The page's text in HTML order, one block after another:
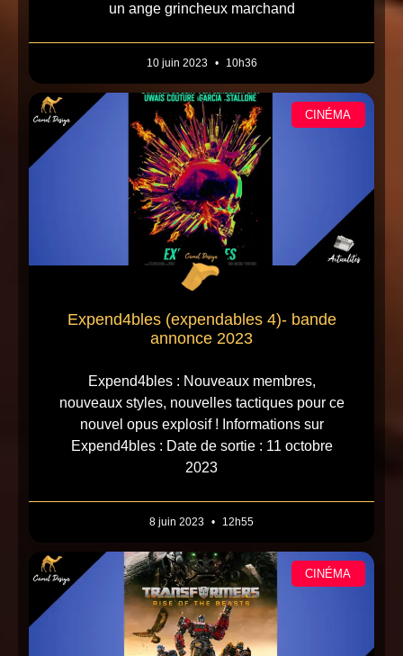
un ange grincheux marchand
10 juin 2023 10h36
CINÉMA
Expend4bles (expendables 4)- bande
annonce 2023
Expend4bles : Nouveaux membres,
nouveaux styles, nouvelles tactiques pour ce
nouvel opus explosif ! Informations sur
Expend4bles : Date de sortie : 11 octobre
2023
8 juin 2023 12h55
CINÉMA